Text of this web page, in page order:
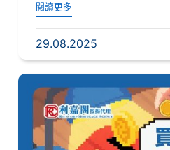
閱讀更多
29.08.2025